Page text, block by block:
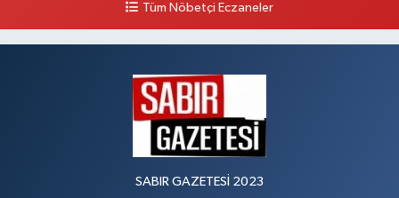
Tüm Nöbetçi Eczaneler
SABIR GAZETESİ 2023